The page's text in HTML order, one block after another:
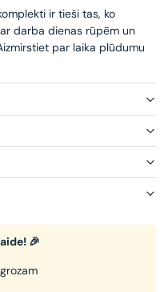
ir tieši tas, ko
darba dienas rūpēm un
par laika plūdumu
🎉